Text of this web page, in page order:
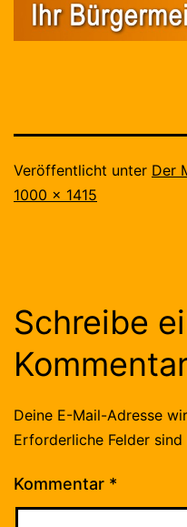
Veröffentlicht unter Der
Originalgröße
1000 × 1415
Schreibe
Deine E-Mail-Adresse
Erforderliche Felder sind
Kommentar *